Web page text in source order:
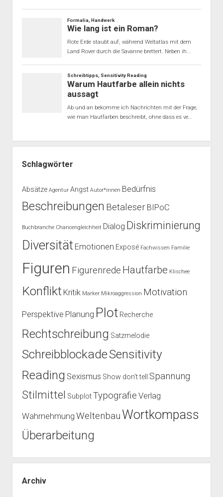
Schlagwörter
Absätze Agentur Angst Autor*innen Bedürfnis
Beschreibungen Betaleser BIPoC
Buchbranche Chancengleichheit Dialog Diskriminierung
Diversität Emotionen Exposé Fachwissen Familie
Figuren Figurenrede Hautfarbe Klischee
Konflikt Kritik Marker Mikroaggression Motivation
Perspektive Planung Plot Recherche
Rechtschreibung Satzmelodie
SchreibblockadeSensitivity
Reading Sexismus Show don't tell Spannung
Stilmittel Subplot Typografie Verlag
Wahrnehmung WeltenbauWortkompass
Überarbeitung
Archiv